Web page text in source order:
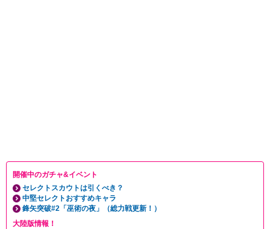
開催中のガチャ&イベント
セレクトスカウトは引くべき？
中堅セレクトおすすめキャラ
鋒矢突破#2「巫術の夜」（総力戦更新！）
大陸版情報！